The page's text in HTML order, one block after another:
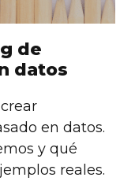
de
datos
en datos.
y qué
reales.